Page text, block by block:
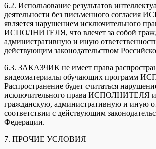
6.2. Использование результатов
деятельности без письменного
является нарушением исключительного
ИСПОЛНИТЕЛЯ, что влечет за собой
административную и иную
действующим законодательством
6.3. ЗАКАЗЧИК не имеет права
видеоматериалы обучающих программ
Распространение будет считаться
исключительного права ИСПОЛНИТЕЛЯ и
гражданскую, административную и иную
соответствии с действующим
Федерации.
7. ПРОЧИЕ УСЛОВИЯ